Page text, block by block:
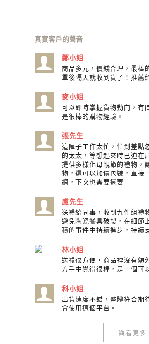
真實客戶的聲音
鄭小姐
商品多元，價錢合理，最棒
單後隔天就收到貨了！推薦
麥小姐
可以即時掌握貨物動向，有
是很棒的購物經驗。
張先生
這陣子工作太忙，忙到差點
的太太，等想起來時已迫在
提供多樣化母親節的禮物，
物，還可以加價包裝，直接
網，下次也需要還要
盧先生
送禮給同事，收到九件組禮
避免陶瓷餐具破裂，在細節
積的事件中持續進步，持續
林小姐
送禮很方便，商品裡沒有額
方手中覺得很棒，是一個可
科小姐
出貨速度不錯，整體符合期
會使用這個平台。
觀看更多